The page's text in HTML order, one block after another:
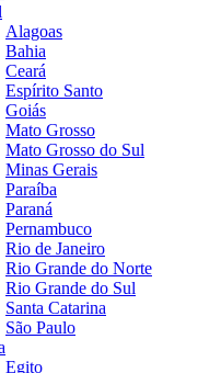
Alagoas
Bahia
Ceará
Espírito Santo
Goiás
Mato Grosso
Mato Grosso do Sul
Minas Gerais
Paraíba
Paraná
Pernambuco
Rio de Janeiro
Rio Grande do Norte
Rio Grande do Sul
Santa Catarina
São Paulo
Egito